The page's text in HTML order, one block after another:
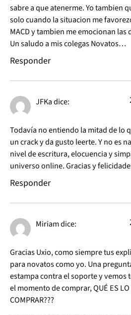
sabre a que atenerme. Yo tambien
solo cuando la situacion me
MACD y tambien me emocionan
Un saludo a mis colegas Novatos…
Responder
JFKadice:
Todavía no entiendo la mitad de lo
un crack y da gusto leerte. Y no es
nivel de escritura, elocuencia y
universo online. Gracias y
Responder
Miriamdice:
Gracias Uxio, como siempre tus
para novatos como yo. Una
estampa contra el soporte y vemos
el momento de comprar, QUÉ ES LO
COMPRAR???